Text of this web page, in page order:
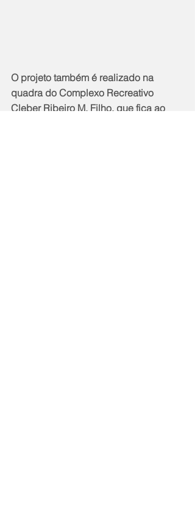
O projeto também é realizado na
quadra do Complexo Recreativo
Cleber Ribeiro M. Filho, que fica ao